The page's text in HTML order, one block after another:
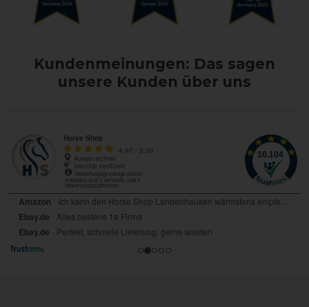
Kundenmeinungen: Das sagen
unsere Kunden über uns